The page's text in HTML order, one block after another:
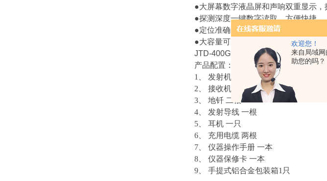
欢迎您！
来自局域
助您的吗？
●大屏幕数字液晶屏和声响双重显示，
●探测深度一键数字读取，方便快捷
●定位准确，轻巧便携，使用快捷
●大容量可充电电池，工作时间更长
JTD-400G管线泄漏探测仪
产品配置：
1、 发射机 一台
2、 接收机 一套
3、 地钎 二根
4、 发射导线 一根
5、 耳机 一只
6、 充用电缆 两根
7、 仪器操作手册 一本
8、 仪器保修卡 一本
9、 手提式铝合金包装箱1只